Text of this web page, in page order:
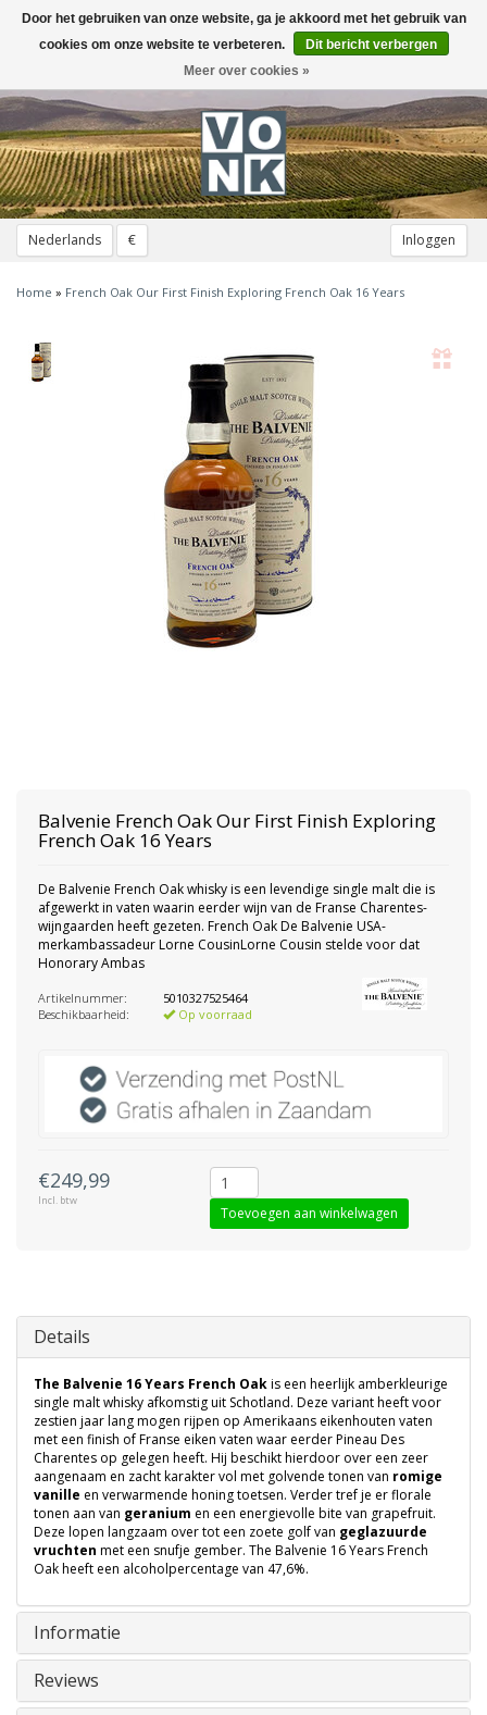
Nederlands € Inloggen
Toggle
navigation
Home » French Oak Our First Finish Exploring French Oak 16 Years
Balvenie French Oak Our First Finish Exploring
French Oak 16 Years
De Balvenie French Oak whisky is een levendige single malt die is
afgewerkt in vaten waarin eerder wijn van de Franse Charentes-
wijngaarden heeft gezeten. French Oak De Balvenie USA-
merkambassadeur Lorne CousinLorne Cousin stelde voor dat
Honorary Ambas
Artikelnummer:
5010327525464
Beschikbaarheid:
Op voorraad
€249,99
Incl. btw
Toevoegen aan winkelwagen
Details
The Balvenie 16 Years French Oakis een heerlijk amberkleurige
single malt whisky afkomstig uit Schotland. Deze variant heeft voor
zestien jaar lang mogen rijpen op Amerikaans eikenhouten vaten
met een finish of Franse eiken vaten waar eerder Pineau Des
Charentes op gelegen heeft. Hij beschikt hierdoor over een zeer
aangenaam en zacht karakter vol met golvende tonen van romige
vanille en verwarmende honing toetsen. Verder tref je er florale
tonen aan van geranium en een energievolle bite van grapefruit.
Deze lopen langzaam over tot een zoete golf van geglazuurde
vruchten met een snufje gember. The Balvenie 16 Years French
Oak heeft een alcoholpercentage van 47,6%.
Informatie
Reviews
Door het gebruiken van onze website, ga je akkoord met het gebruik van
cookies om onze website te verbeteren.
Dit bericht verbergen
Meer over cookies »